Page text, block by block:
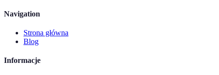
Navigation
Strona główna
Blog
Informacje